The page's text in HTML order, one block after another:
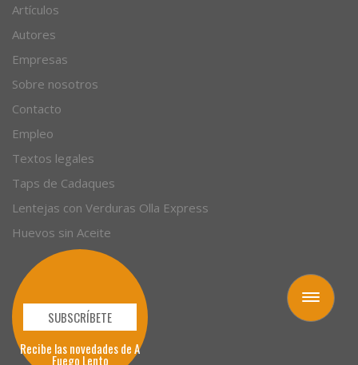
Toggle
navigation
Artículos
Autores
Empresas
Sobre nosotros
Contacto
Empleo
Textos legales
Taps de Cadaques
Lentejas con Verduras Olla Express
Huevos sin Aceite
SUBSCRÍBETE
Recibe las novedades de A
Fuego Lento